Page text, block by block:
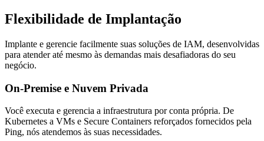
Flexibilidade de Implantação
Implante e gerencie facilmente suas soluções de IAM, desenvolvidas
para atender até mesmo às demandas mais desafiadoras do seu
negócio.
On-Premise e Nuvem Privada
Você executa e gerencia a infraestrutura por conta própria. De
Kubernetes a VMs e Secure Containers reforçados fornecidos pela
Ping, nós atendemos às suas necessidades.